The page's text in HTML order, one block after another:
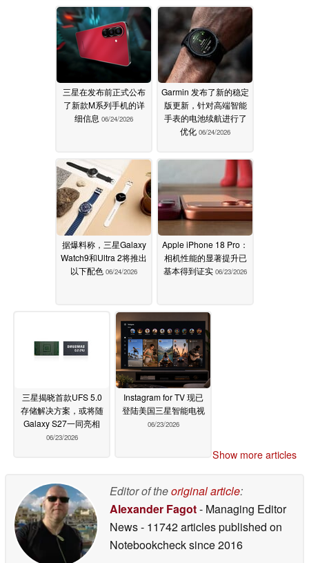
三星在发布前正式公布
了新款M系列手机的详
细信息 06/24/2026
Garmin 发布了新的稳定
版更新，针对高端智能
手表的电池续航进行了
优化 06/24/2026
据爆料称，三星Galaxy
Watch9和Ultra 2将推出
以下配色 06/24/2026
Apple iPhone 18 Pro：
相机性能的显著提升已
基本得到证实 06/23/2026
三星揭晓首款UFS 5.0
存储解决方案，或将随
Galaxy S27一同亮相
06/23/2026
Instagram for TV 现已
登陆美国三星智能电视
06/23/2026
Show more articles
Editor of theoriginal article:
Alexander Fagot- Managing Editor
News- 11742 articles published on
Notebookchecksince 2016